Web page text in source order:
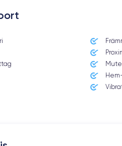
med
och innovation kommer priset på
som är upp till 70 % lägre än dess